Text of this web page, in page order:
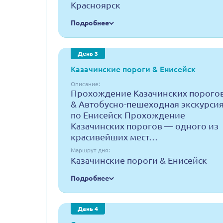
Красноярск
Подробнее
День 3
Казачинские пороги & Енисейск
Описание:
Прохождение Казачинских
& Автобусно-пешеходная
по Енисейск Прохождение
Казачинских порогов — одного из
красивейших мест…
Маршрут дня:
Казачинские пороги & Енисейск
Подробнее
День 4